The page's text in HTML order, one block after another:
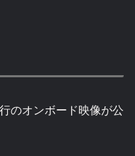
のオンボード映像が公